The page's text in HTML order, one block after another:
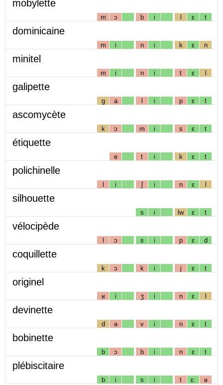
mobylette
m ɔ b i l ɛ t
dominicaine
m i n i k ɛ n
minitel
m i n i t ɛ l
galipette
g a l i p ɛ t
ascomycète
k ɔ m i s ɛ t
étiquette
e t i k ɛ t
polichinelle
l i ʃ i n ɛ l
silhouette
s i lw ɛ t
vélocipède
l ɔ s i p ɛ d
coquillette
k ɔ k i j ɛ t
originel
ʁ i ʒ i n ɛ l
devinette
d ə v i n ɛ t
bobinette
b ɔ b i n ɛ t
plébiscitaire
b i s i t ɛː ʁ